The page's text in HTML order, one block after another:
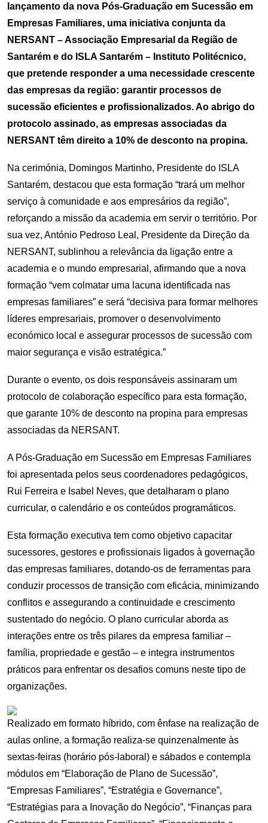
lançamento da nova Pós-Graduação em Sucessão em
Empresas Familiares, uma iniciativa conjunta da
NERSANT – Associação Empresarial da Região de
Santarém e do ISLA Santarém – Instituto Politécnico,
que pretende responder a uma necessidade crescente
das empresas da região: garantir processos de
sucessão eficientes e profissionalizados. Ao abrigo do
protocolo assinado, as empresas associadas da
NERSANT têm direito a 10% de desconto na propina.
Na cerimónia, Domingos Martinho, Presidente do ISLA
Santarém, destacou que esta formação “trará um melhor
serviço à comunidade e aos empresários da região”,
reforçando a missão da academia em servir o território. Por
sua vez, António Pedroso Leal, Presidente da Direção da
NERSANT, sublinhou a relevância da ligação entre a
academia e o mundo empresarial, afirmando que a nova
formação “vem colmatar uma lacuna identificada nas
empresas familiares” e será “decisiva para formar melhores
líderes empresariais, promover o desenvolvimento
económico local e assegurar processos de sucessão com
maior segurança e visão estratégica.”
Durante o evento, os dois responsáveis assinaram um
protocolo de colaboração específico para esta formação,
que garante 10% de desconto na propina para empresas
associadas da NERSANT.
A Pós-Graduação em Sucessão em Empresas Familiares
foi apresentada pelos seus coordenadores pedagógicos,
Rui Ferreira e Isabel Neves, que detalharam o plano
curricular, o calendário e os conteúdos programáticos.
Esta formação executiva tem como objetivo capacitar
sucessores, gestores e profissionais ligados à governação
das empresas familiares, dotando-os de ferramentas para
conduzir processos de transição com eficácia, minimizando
conflitos e assegurando a continuidade e crescimento
sustentado do negócio. O plano curricular aborda as
interações entre os três pilares da empresa familiar –
família, propriedade e gestão – e integra instrumentos
práticos para enfrentar os desafios comuns neste tipo de
organizações.
Realizado em formato híbrido, com ênfase na realização de
aulas online, a formação realiza-se quinzenalmente às
sextas-feiras (horário pós-laboral) e sábados e contempla
módulos em “Elaboração de Plano de Sucessão”,
“Empresas Familiares”, “Estratégia e Governance”,
“Estratégias para a Inovação do Negócio”, “Finanças para